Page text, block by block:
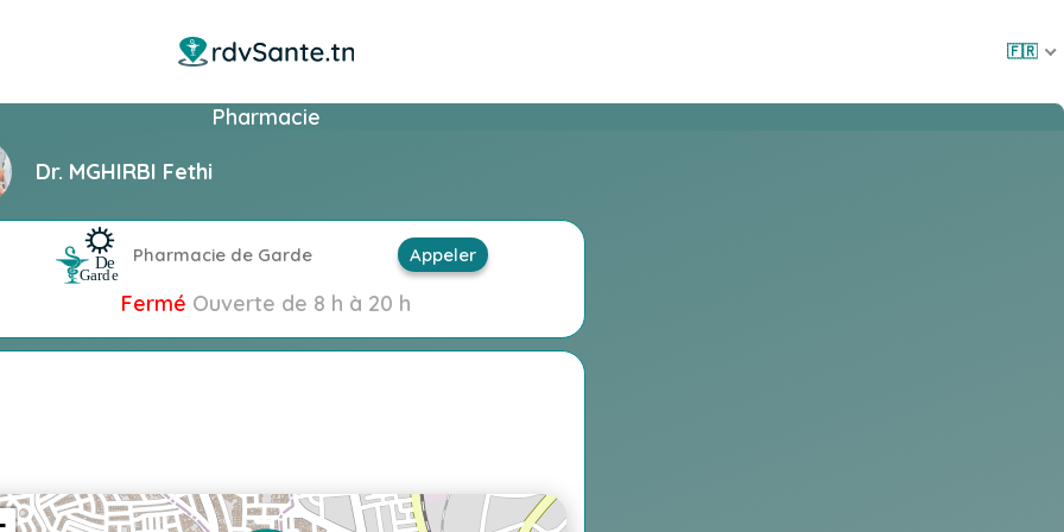
Pharmacie
Dr. MGHIRBI Fethi
Pharmacie de Garde Appeler
Fermé Ouverte de 8 h à 20 h